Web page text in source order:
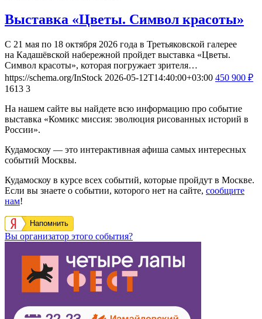
Выставка «Цветы. Символ красоты»
С 21 мая по 18 октября 2026 года в Третьяковской галерее
на Кадашёвской набережной пройдет выставка «Цветы.
Символ красоты», которая погружает зрителя…
https://schema.org/InStock 2026-05-12T14:40:00+03:00 450 900 ₽
1613 3
На нашем сайте вы найдете всю информацию про событие
выставка «Комикс миссия: эволюция рисованных историй в
России».
Кудамоскоу — это интерактивная афиша самых интересных
событий Москвы.
Кудамоскоу в курсе всех событий, которые пройдут в Москве.
Если вы знаете о событии, которого нет на сайте, сообщите
нам!
Напомнить
Вы организатор этого события?